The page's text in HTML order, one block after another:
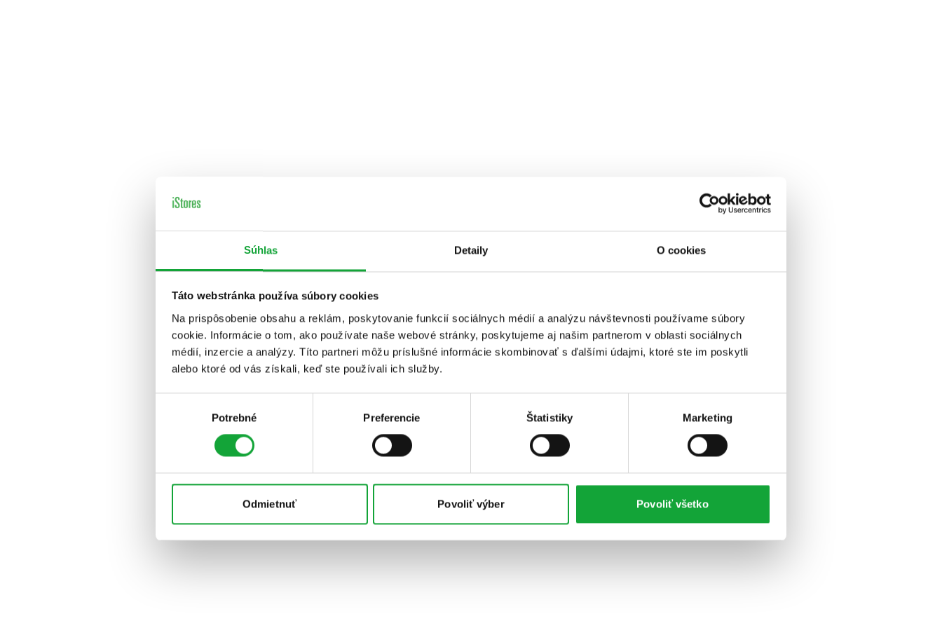
Súhlas Detaily O cookies
Táto webstránka používa súbory cookies
Na prispôsobenie obsahu a reklám, poskytovanie funkcií sociálnych médií a analýzu návštevnosti používame súbory
cookie. Informácie o tom, ako používate naše webové stránky, poskytujeme aj našim partnerom v oblasti sociálnych
médií, inzercie a analýzy. Títo partneri môžu príslušné informácie skombinovať s ďalšími údajmi, ktoré ste im poskytli
alebo ktoré od vás získali, keď ste používali ich služby.
Potrebné Preferencie Štatistiky Marketing
Odmietnuť Povoliť výber Povoliť všetko